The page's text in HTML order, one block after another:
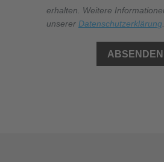
erhalten. Weitere
unserer Datenschutzerklärung
ABSENDEN